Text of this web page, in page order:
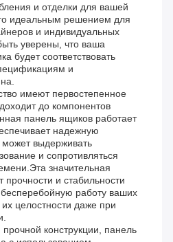
и отделки для вашей
идеальным решением для
и индивидуальных
уверены, что ваша
будет соответствовать
и
имеют первостепенное
до компонентов
панель ящиков работает
надежную
может выдерживать
и сопротивляться
значительная
прочности и стабильности
работу ваших
целостности даже при
конструкции, панель